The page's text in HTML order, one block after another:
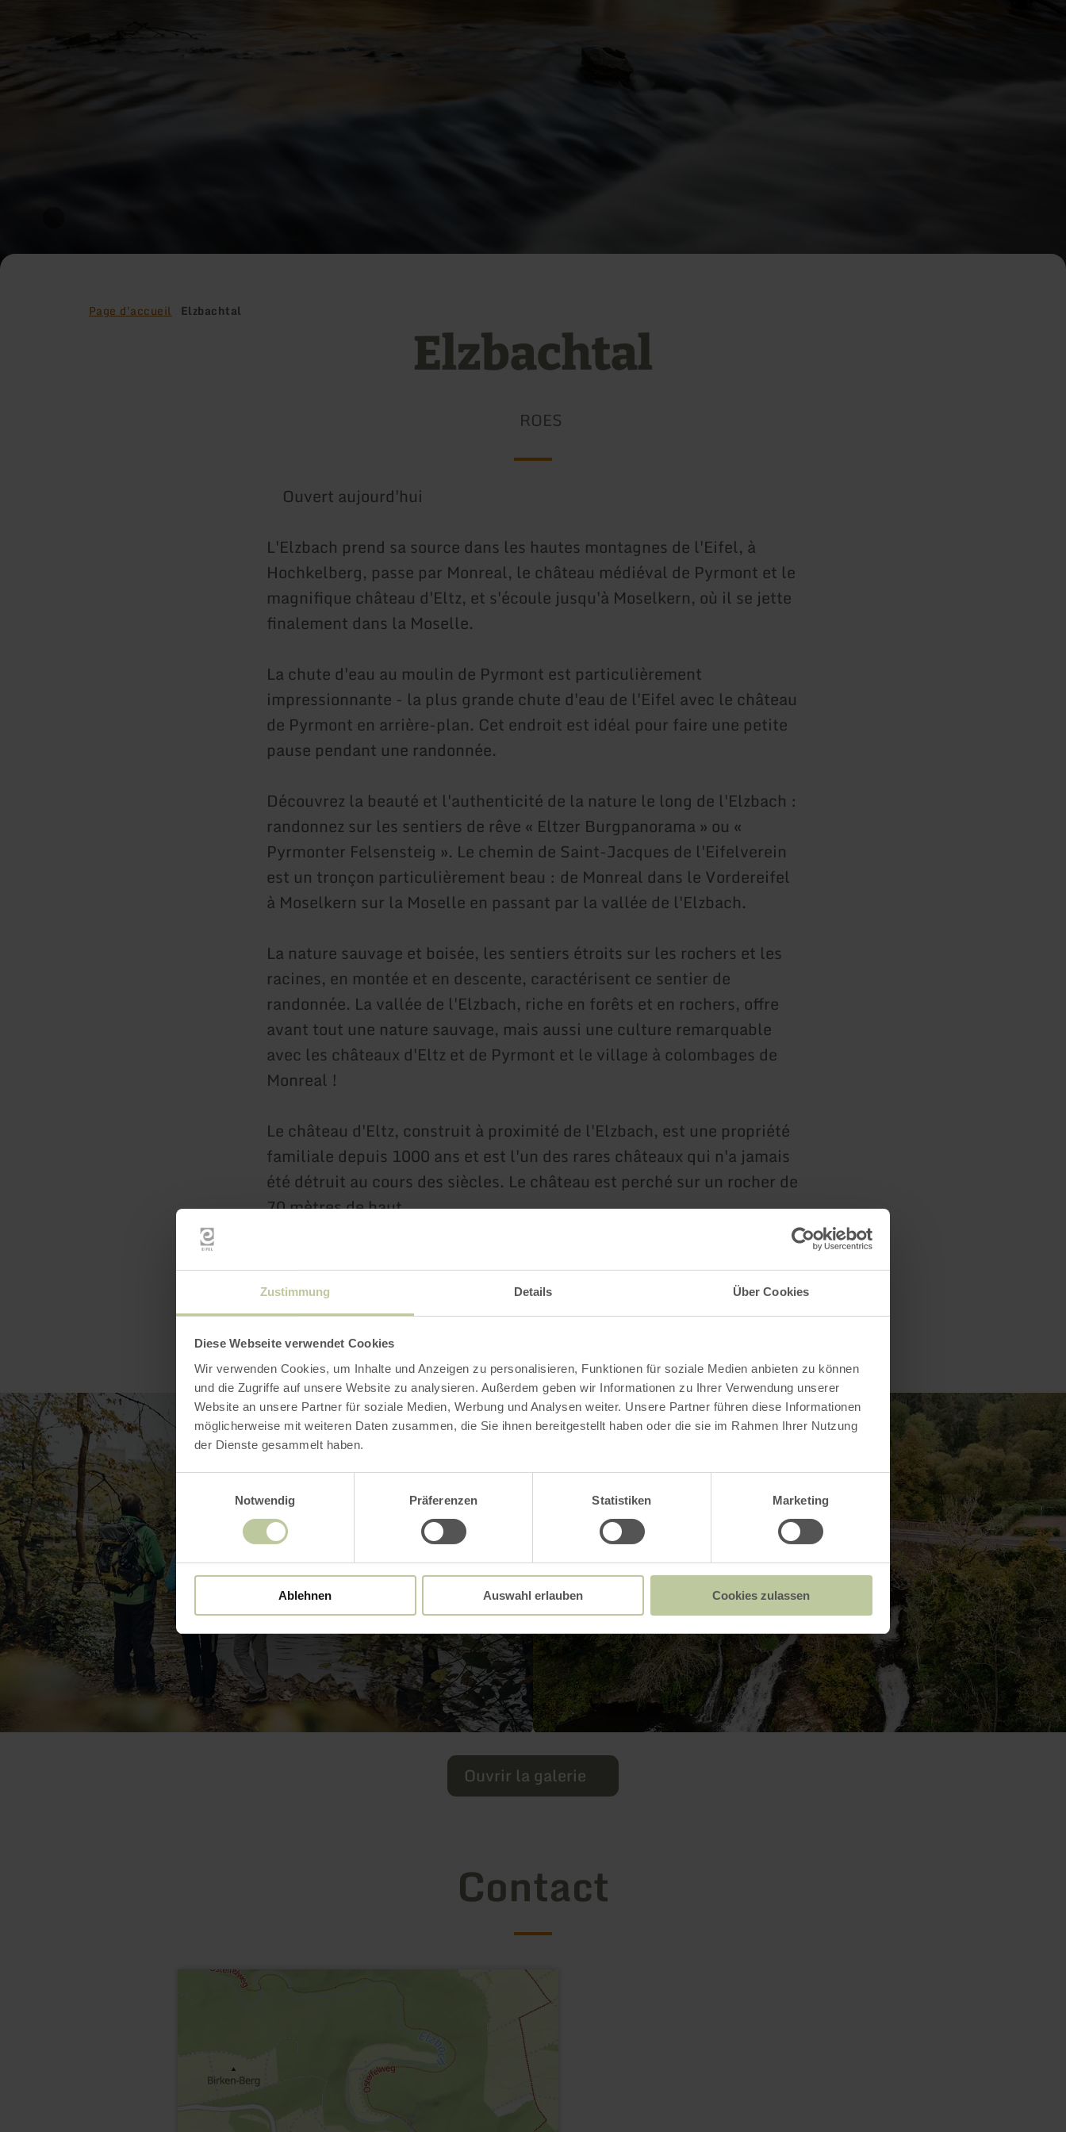
Zustimmung Details Über Cookies
Diese Webseite verwendet Cookies
Wir verwenden Cookies, um Inhalte und Anzeigen zu personalisieren, Funktionen für soziale Medien anbieten zu können
und die Zugriffe auf unsere Website zu analysieren. Außerdem geben wir Informationen zu Ihrer Verwendung unserer
Website an unsere Partner für soziale Medien, Werbung und Analysen weiter. Unsere Partner führen diese Informationen
möglicherweise mit weiteren Daten zusammen, die Sie ihnen bereitgestellt haben oder die sie im Rahmen Ihrer Nutzung
der Dienste gesammelt haben.
Notwendig
Präferenzen Statistiken Marketing
Ablehnen Auswahl erlauben Cookies zulassen
Page d'accueil Elzbachtal
Elzbachtal
ROES
Ouvert aujourd'hui
L'Elzbach prend sa source dans les hautes montagnes de l'Eifel, à
Hochkelberg, passe par Monreal, le château médiéval de Pyrmont et le
magnifique château d'Eltz, et s'écoule jusqu'à Moselkern, où il se jette
finalement dans la Moselle.
La chute d'eau au moulin de Pyrmont est particulièrement
impressionnante - la plus grande chute d'eau de l'Eifel avec le château
de Pyrmont en arrière-plan. Cet endroit est idéal pour faire une petite
pause pendant une randonnée.
Découvrez la beauté et l'authenticité de la nature le long de l'Elzbach :
randonnez sur les sentiers de rêve « Eltzer Burgpanorama » ou «
Pyrmonter Felsensteig ». Le chemin de Saint-Jacques de l'Eifelverein
est un tronçon particulièrement beau : de Monreal dans le Vordereifel
à Moselkern sur la Moselle en passant par la vallée de l'Elzbach.
La nature sauvage et boisée, les sentiers étroits sur les rochers et les
racines, en montée et en descente, caractérisent ce sentier de
randonnée. La vallée de l'Elzbach, riche en forêts et en rochers, offre
avant tout une nature sauvage, mais aussi une culture remarquable
avec les châteaux d'Eltz et de Pyrmont et le village à colombages de
Monreal !
Le château d'Eltz, construit à proximité de l'Elzbach, est une propriété
familiale depuis 1000 ans et est l'un des rares châteaux qui n'a jamais
été détruit au cours des siècles. Le château est perché sur un rocher de
70 mètres de haut.
Impressions
Ouvrir la galerie
Contact